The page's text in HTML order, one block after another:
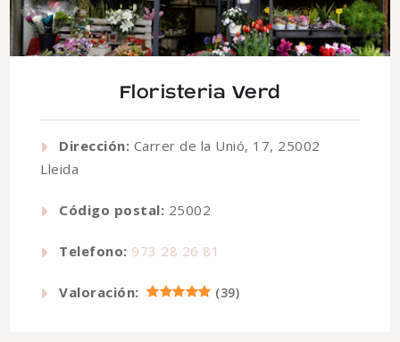
Floristeria Verd
Dirección: Carrer de la Unió, 17, 25002
Lleida
Código postal: 25002
Telefono: 973 28 26 81
Valoración: (39)